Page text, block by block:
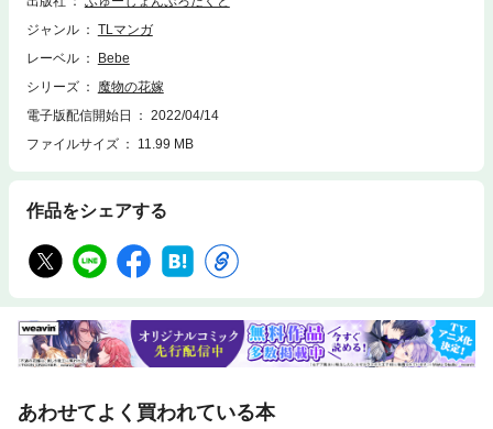
トーリー。
ジャンル
TLマンガ
レーベル
Bebe
シリーズ
魔物の花嫁
電子版配信開始日
2022/04/14
ファイルサイズ
11.99 MB
作品をシェアする
あわせてよく買われている本